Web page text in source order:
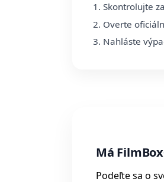
Skontrolujte
Overte
Nahláste
Má
Podeľte sa o